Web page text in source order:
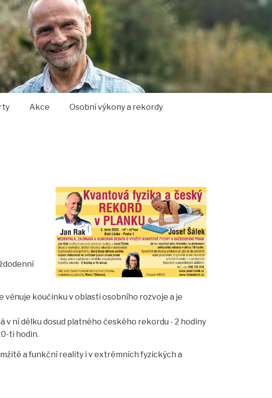
Akce Osobní výkony a rekordy
věnuje koučinku v oblasti osobního rozvoje a je
ní délku dosud platného českého rekordu - 2 hodiny
ti hodin.
a funkční reality i v extrémních fyzických a